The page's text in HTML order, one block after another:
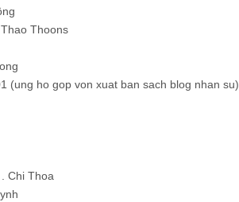
Thoons
(ung ho gop von xuat ban sach blog nhan su)
Chi Thoa